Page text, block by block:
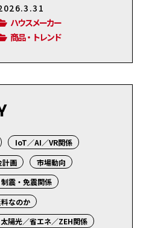
ハウスメーカー
商品・トレンド
IoT／AI／VR関係
計画
市場動向
震・免震関係
なのか
太陽光／省エネ／ZEH関係